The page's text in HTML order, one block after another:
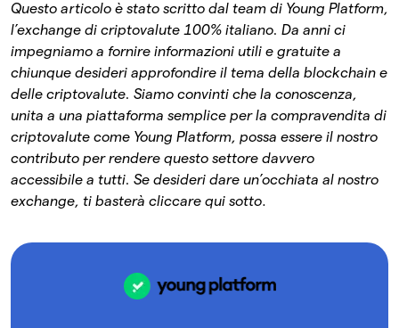
Questo articolo è stato scritto dal team di Young Platform,
l’exchange di criptovalute 100% italiano. Da anni ci
impegniamo a fornire informazioni utili e gratuite a
chiunque desideri approfondire il tema della blockchain e
delle criptovalute. Siamo convinti che la conoscenza,
unita a una piattaforma semplice per la compravendita di
criptovalute come Young Platform, possa essere il nostro
contributo per rendere questo settore davvero
accessibile a tutti. Se desideri dare un’occhiata al nostro
exchange, ti basterà cliccare qui sotto.